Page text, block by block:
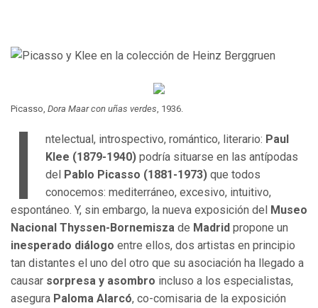
Picasso, Dora Maar con uñas verdes, 1936.
I ntelectual, introspectivo, romántico, literario: Paul
Klee (1879-1940) podría situarse en las antípodas
del Pablo Picasso (1881-1973) que todos
conocemos: mediterráneo, excesivo, intuitivo,
espontáneo. Y, sin embargo, la nueva exposición del Museo
Nacional Thyssen-Bornemisza de Madrid propone un
inesperado diálogo entre ellos, dos artistas en principio
tan distantes el uno del otro que su asociación ha llegado a
causar sorpresa y asombro incluso a los especialistas,
asegura Paloma Alarcó, co-comisaria de la exposición